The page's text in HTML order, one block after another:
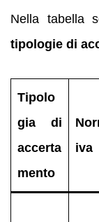
Nella tabella
tipologie di
Tipolo
gia di
accerta
mento
iva